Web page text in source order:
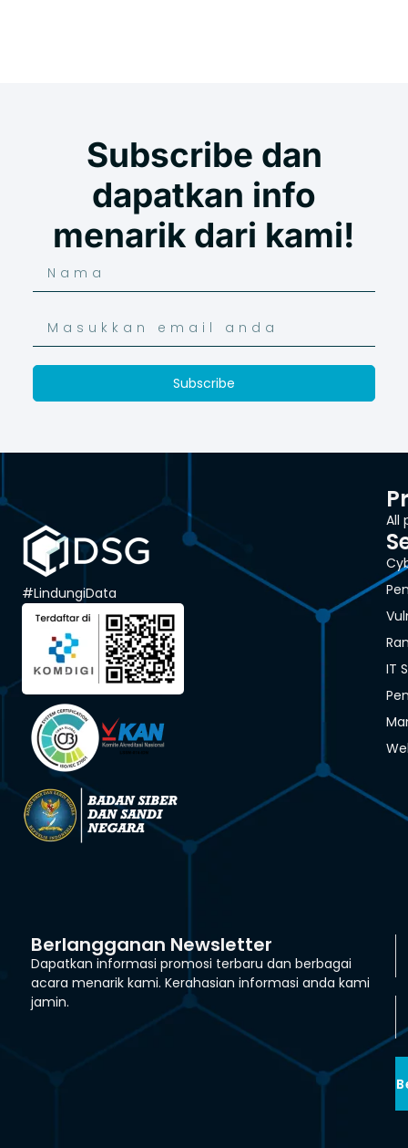
Subscribe dan
dapatkan info
menarik dari kami!
Subscribe
#LindungiData
All
IT
Berlangganan Newsletter
Dapatkan informasi promosi terbaru dan berbagai
acara menarik kami. Kerahasian informasi anda kami
jamin.